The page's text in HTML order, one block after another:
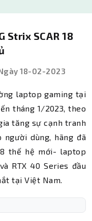
Strix SCAR 18
18-02-2023
laptop gaming tại
tháng 1/2023, theo
tăng sự cạnh tranh
người dùng, hãng đã
thế hệ mới- laptop
RTX 40 Series đầu
tại Việt Nam.